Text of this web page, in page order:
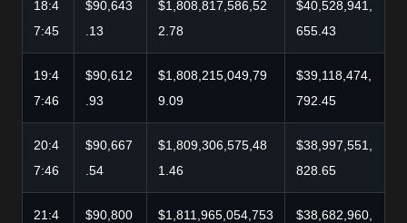
18:4
7:45
$90,643
.13
$1,808,817,586,52
2.78
$40,528,941,
655.43
19:4
7:46
$90,612
.93
$1,808,215,049,79
9.09
$39,118,474,
792.45
20:4
7:46
$90,667
.54
$1,809,306,575,48
1.46
$38,997,551,
828.65
21:4 $90,800 $1,811,965,054,753 $38,682,960,